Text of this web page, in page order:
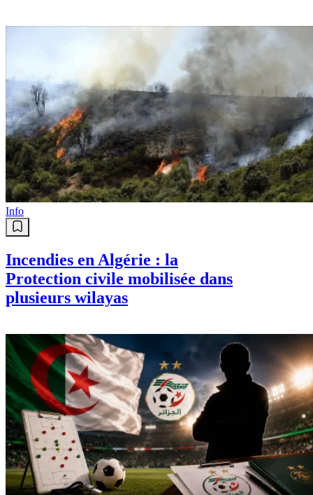
Info
Incendies en Algérie : la
Protection civile mobilisée dans
plusieurs wilayas